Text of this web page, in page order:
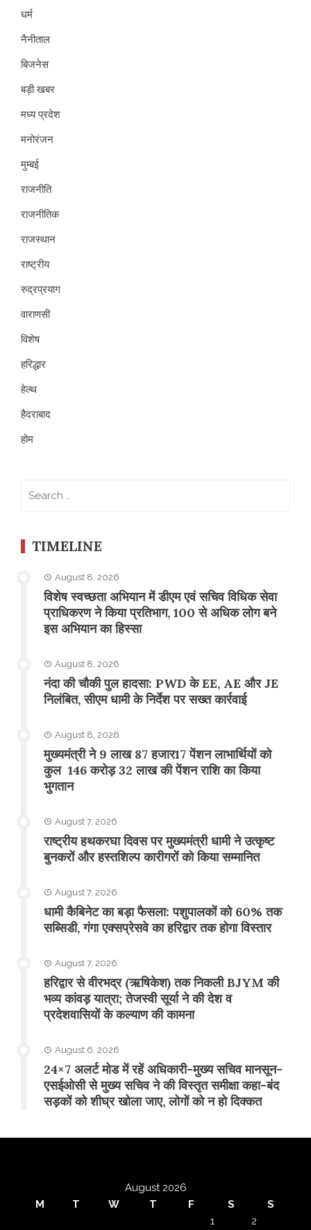
धर्म
नैनीताल
बिजनेस
बड़ी खबर
मध्य प्रदेश
मनोरंजन
मुम्बई
राजनीति
राजनीतिक
राजस्थान
राष्ट्रीय
रुद्रप्रयाग
वाराणसी
विशेष
हरिद्धार
हेल्थ
हैदराबाद
होम
TIMELINE
August 8, 2026
विशेष स्वच्छता अभियान में डीएम एवं सचिव विधिक सेवा
प्राधिकरण ने किया प्रतिभाग, 100 से अधिक लोग बने
इस अभियान का हिस्सा
August 8, 2026
नंदा की चौकी पुल हादसा: PWD के EE, AE और JE
निलंबित, सीएम धामी के निर्देश पर सख्त कार्रवाई
August 8, 2026
मुख्यमंत्री ने 9 लाख 87 हजार17 पेंशन लाभार्थियों को
कुल 146 करोड़ 32 लाख की पेंशन राशि का किया
भुगतान
August 7, 2026
राष्ट्रीय हथकरघा दिवस पर मुख्यमंत्री धामी ने उत्कृष्ट
बुनकरों और हस्तशिल्प कारीगरों को किया सम्मानित
August 7, 2026
​धामी कैबिनेट का बड़ा फैसला: पशुपालकों को 60% तक
सब्सिडी, गंगा एक्सप्रेसवे का हरिद्वार तक होगा विस्तार
August 7, 2026
​हरिद्वार से वीरभद्र (ऋषिकेश) तक निकली BJYM की
भव्य कांवड़ यात्रा; तेजस्वी सूर्या ने की देश व
प्रदेशवासियों के कल्याण की कामना
August 6, 2026
24×7 अलर्ट मोड में रहें अधिकारी-मुख्य सचिव मानसून-
एसईओसी से मुख्य सचिव ने की विस्तृत समीक्षा कहा-बंद
सड़कों को शीघ्र खोला जाए, लोगों को न हो दिक्कत
August 2026
M
T W T F S
S
1
2